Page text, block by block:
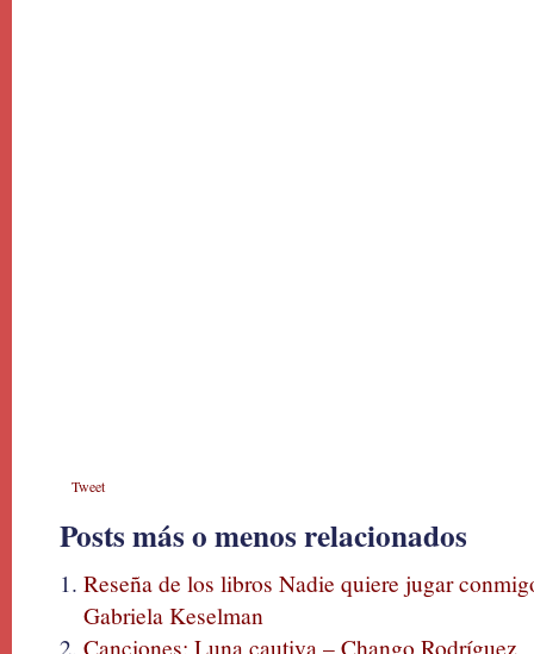
Tweet
Posts más o menos relacionados
Reseña de los libros Nadie quiere jugar
Gabriela Keselman
Canciones: Luna cautiva – Chango Rodríguez